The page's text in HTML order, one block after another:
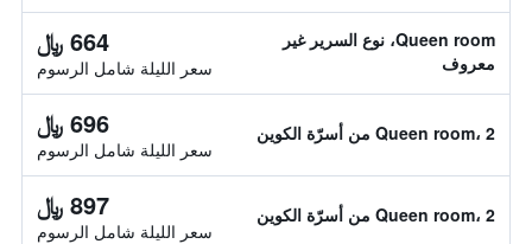
Queen room، نوع السرير غير
معروف
664 ﷼
سعر الليلة شامل الرسوم
Queen room، 2 من أسرّة الكوين 696 ﷼
سعر الليلة شامل الرسوم
Queen room، 2 من أسرّة الكوين 897 ﷼
سعر الليلة شامل الرسوم